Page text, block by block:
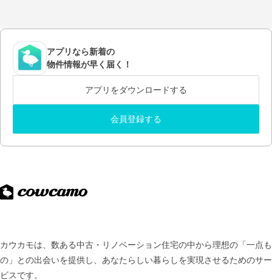
アプリなら新着の
物件情報が早く届く！
アプリをダウンロードする
会員登録する
カウカモは、数ある中古・リノベーション住宅の中から理想の「一点も
の」との出会いを提供し、 あなたらしい暮らしを実現させるためのサー
ビスです。